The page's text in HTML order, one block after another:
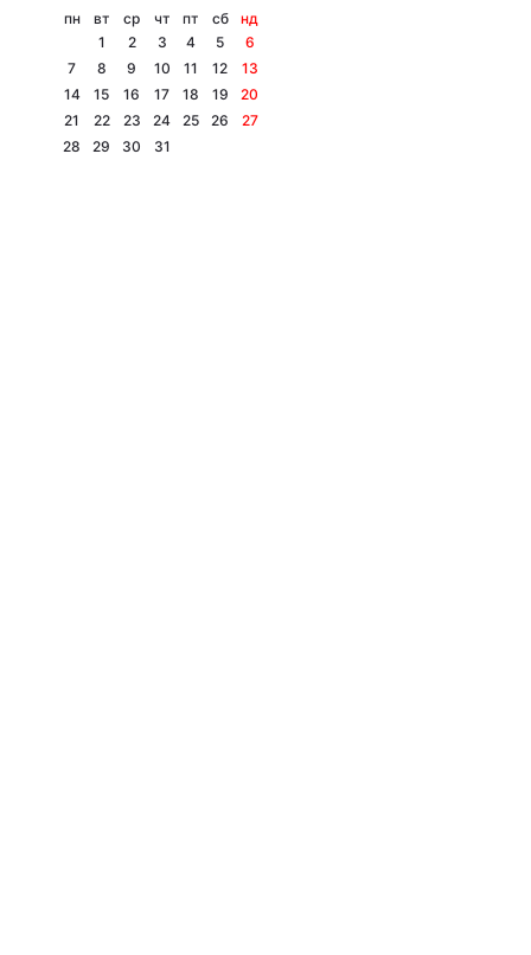
пн вт ср чт пт сб
нд
1
2 3 4 5
6
7
8 9 10 11 12
13
14
15 16 17 18 19
20
21
22 23 24 25 26
27
28
29 30 31